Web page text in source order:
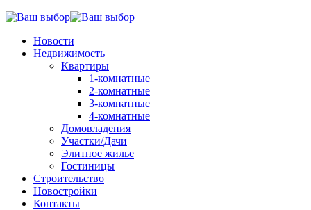
Новости
Недвижимость
Квартиры
1-комнатные
2-комнатные
3-комнатные
4-комнатные
Домовладения
Участки/Дачи
Элитное жилье
Гостиницы
Строительство
Новостройки
Контакты